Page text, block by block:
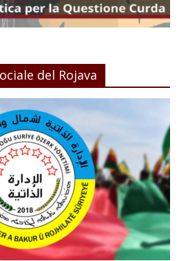
del Rojava